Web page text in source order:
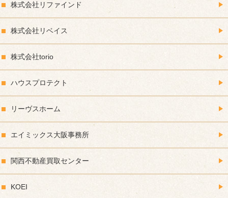
株式会社リファインド
株式会社リベイス
株式会社torio
ハウスプロテクト
リーヴスホーム
エイミックス大阪事務所
関西不動産買取センター
KOEI